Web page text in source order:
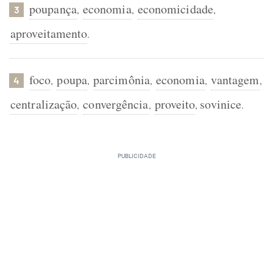
3 poupança, economia, economicidade,
aproveitamento.
4 foco, poupa, parcimônia, economia, vantagem,
centralização, convergência, proveito, sovinice.